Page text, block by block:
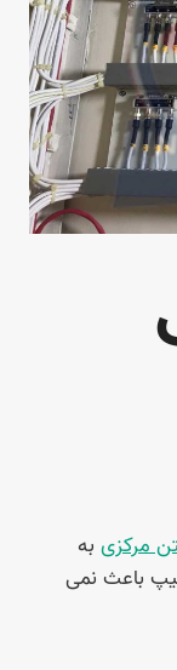
مرکزی به
باعث نمی